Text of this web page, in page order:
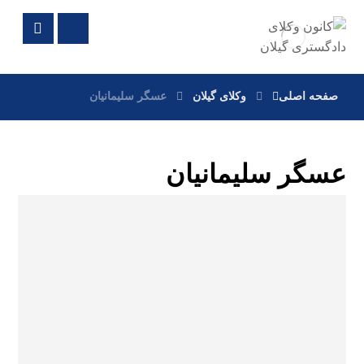
صفحه اصلی وکلای گیلان عسگر سلیمانیان
عسگر سلیمانیان